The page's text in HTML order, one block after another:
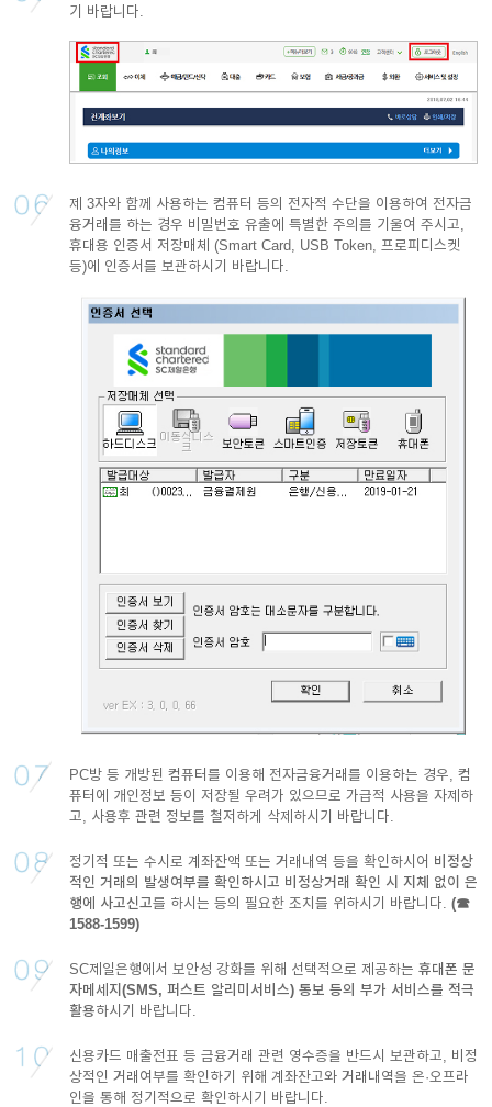
기 바랍니다.
제 3자와 함께 사용하는 컴퓨터 등의 전자적 수단을 이용하여 전자금
융거래를 하는 경우 비밀번호 유출에 특별한 주의를 기울여 주시고,
휴대용 인증서 저장매체 (Smart Card, USB Token, 프로피디스켓
등)에 인증서를 보관하시기 바랍니다.
PC방 등 개방된 컴퓨터를 이용해 전자금융거래를 이용하는 경우, 컴
퓨터에 개인정보 등이 저장될 우려가 있으므로 가급적 사용을 자제하
고, 사용후 관련 정보를 철저하게 삭제하시기 바랍니다.
정기적 또는 수시로 계좌잔액 또는 거래내역 등을 확인하시어 비정상
적인 거래의 발생여부를 확인하시고 비정상거래 확인 시 지체 없이 은
행에 사고신고를 하시는 등의 필요한 조치를 위하시기 바랍니다. (☎
1588-1599)
SC제일은행에서 보안성 강화를 위해 선택적으로 제공하는 휴대폰 문
자메세지(SMS, 퍼스트 알리미서비스) 통보 등의 부가 서비스를 적극
활용하시기 바랍니다.
신용카드 매출전표 등 금융거래 관련 영수증을 반드시 보관하고, 비정
상적인 거래여부를 확인하기 위해 계좌잔고와 거래내역을 온·오프라
인을 통해 정기적으로 확인하시기 바랍니다.